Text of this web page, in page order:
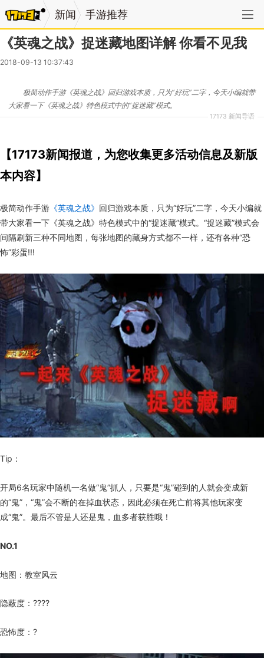
新闻 手游推荐
《英魂之战》捉迷藏地图详解 你看不见我
2018-09-13 10:37:43
17173 新闻导语
极简动作手游《英魂之战》回归游戏本质，只为“好玩”二字，今天小编就带
大家看一下《英魂之战》特色模式中的“捉迷藏”模式。
【17173新闻报道，为您收集更多活动信息及新版
本内容】
极简动作手游 《英魂之战》 回归游戏本质，只为“好玩”二字，今天小编就
带大家看一下《英魂之战》特色模式中的“捉迷藏”模式。“捉迷藏”模式会
间隔刷新三种不同地图，每张地图的藏身方式都不一样，还有各种“恐
怖”彩蛋!!!
Tip：
开局6名玩家中随机一名做“鬼”抓人，只要是“鬼”碰到的人就会变成新
的“鬼”，“鬼”会不断的在掉血状态，因此必须在死亡前将其他玩家变
成“鬼”。最后不管是人还是鬼，血多者获胜哦！
NO.1
地图：教室风云
隐蔽度：????
恐怖度：?